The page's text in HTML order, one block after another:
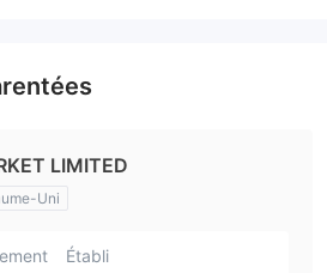
LIMITED
Uni
Établi